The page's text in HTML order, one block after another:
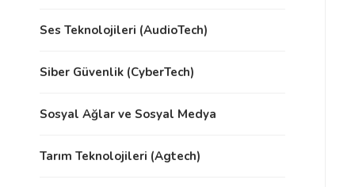
Ses Teknolojileri (AudioTech)
Siber Güvenlik (CyberTech)
Sosyal Ağlar ve Sosyal Medya
Tarım Teknolojileri (Agtech)